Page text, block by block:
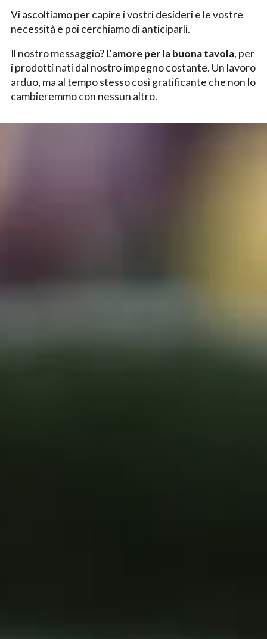
Vi ascoltiamo per capire i vostri desideri e le vostre
necessità e poi cerchiamo di anticiparli.
Il nostro messaggio? L'amore per la buona tavola, per
i prodotti nati dal nostro impegno costante. Un lavoro
arduo, ma al tempo stesso così gratificante che non lo
cambieremmo con nessun altro.